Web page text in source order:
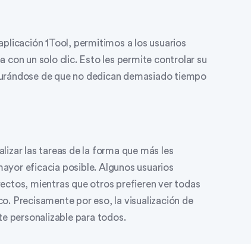
1Tool, permitimos a los usuarios
con un solo clic. Esto les permite controlar su
de que no dedican demasiado tiempo
las tareas de la forma que más les
eficacia posible. Algunos usuarios
mientras que otros prefieren ver todas
Precisamente por eso, la visualización de
personalizable para todos.